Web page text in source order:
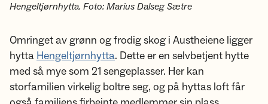
Hengeltjørnhytta. Foto: Marius Dalseg Sætre
Omringet av grønn og frodig skog i Austheiene ligger
hytta Hengeltjørnhytta. Dette er en selvbetjent hytte
med så mye som 21 sengeplasser. Her kan
storfamilien virkelig boltre seg, og på hyttas loft får